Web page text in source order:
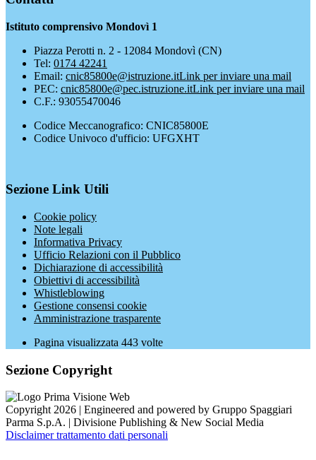
Istituto comprensivo Mondovì 1
Piazza Perotti n. 2 - 12084 Mondovì (CN)
Tel: 0174 42241
Email: cnic85800e@istruzione.itLink per inviare una mail
PEC: cnic85800e@pec.istruzione.itLink per inviare una mail
C.F.: 93055470046
Codice Meccanografico: CNIC85800E
Codice Univoco d'ufficio: UFGXHT
Sezione Link Utili
Cookie policy
Note legali
Informativa Privacy
Ufficio Relazioni con il Pubblico
Dichiarazione di accessibilità
Obiettivi di accessibilità
Whistleblowing
Gestione consensi cookie
Amministrazione trasparente
Pagina visualizzata 443 volte
Sezione Copyright
Copyright 2026 | Engineered and powered by Gruppo Spaggiari
Parma S.p.A. | Divisione Publishing & New Social Media
Disclaimer trattamento dati personali